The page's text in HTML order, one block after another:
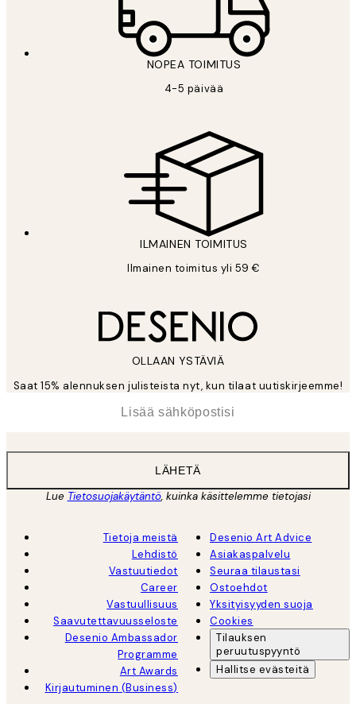
NOPEA TOIMITUS
4-5 päivää
ILMAINEN TOIMITUS
Ilmainen toimitus yli 59 €
OLLAAN YSTÄVIÄ
Saat 15% alennuksen julisteista nyt, kun tilaat uutiskirjeemme!
LÄHETÄ
Lue Tietosuojakäytäntö, kuinka käsittelemme tietojasi
Tietoja meistä
Lehdistö
Vastuutiedot
Career
Vastuullisuus
Saavutettavuusseloste
Desenio Ambassador
Programme
Art Awards
Kirjautuminen (Business)
Desenio Art Advice
Asiakaspalvelu
Seuraa tilaustasi
Ostoehdot
Yksityisyyden suoja
Cookies
Tilauksen
peruutuspyyntö
Hallitse evästeitä